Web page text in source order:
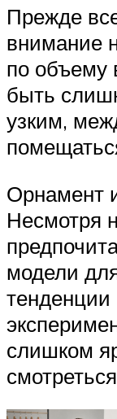
Прежде
внимание
по объему
быть
узким,
Орнамент
Несмотря
модели
слишком